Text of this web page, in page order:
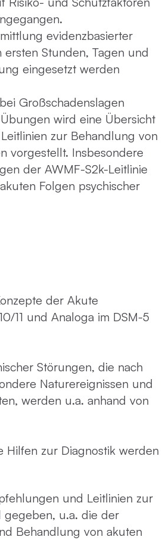
evidenzbasierter
Stunden, Tagen und
eingesetzt werden
Großschadenslagen
wird eine Übersicht
zur Behandlung von
vorgestellt. Insbesondere
der AWMF-S2k-Leitlinie
Folgen psychischer
der Akute
11 und Analoga im DSM-5
Störungen, die nach
Naturereignissen und
werden u.a. anhand von
Hilfen zur Diagnostik werden
und Leitlinien zur
u.a. die der
Behandlung von akuten